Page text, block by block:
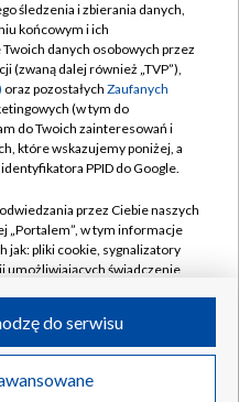
TVP
S.A. w likwidacji
śledzenia i zbierania danych,
końcowym i ich
danych osobowych przez
(zwaną dalej również „TVP”),
oraz pozostałych Zaufanych
(w tym do
do Twoich zainteresowań i
które wskazujemy poniżej, a
PPID do Google.
przez Ciebie naszych
„Portalem”, w tym informacje
jak: pliki cookie, sygnalizatory
umożliwiających świadczenie
przez Ciebie
jak adresy IP, identyfikatory
do serwisu